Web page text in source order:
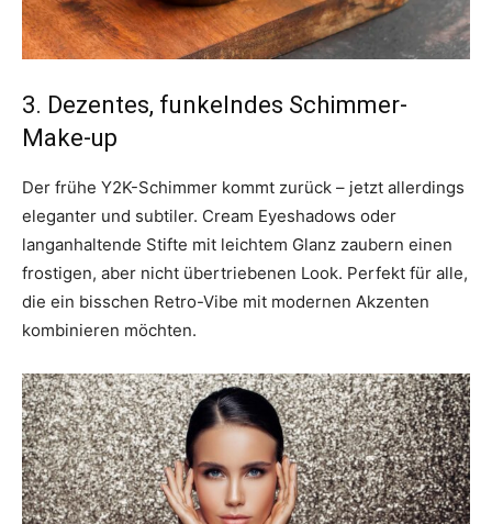
3. Dezentes, funkelndes Schimmer-
Make-up
Der frühe Y2K-Schimmer kommt zurück – jetzt allerdings
eleganter und subtiler. Cream Eyeshadows oder
langanhaltende Stifte mit leichtem Glanz zaubern einen
frostigen, aber nicht übertriebenen Look. Perfekt für alle,
die ein bisschen Retro-Vibe mit modernen Akzenten
kombinieren möchten.